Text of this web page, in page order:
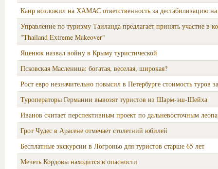
Каир возложил на ХАМАС ответственность за дестабилизацию
Управление по туризму Таиланда предлагает принять участие в
"Thailand Extreme Makeover"
Яценюк назвал войну в Крыму туристической
Псковская Масленица: богатая, веселая, широкая?
Рост евро незначительно повысил в Петербурге стоимость туров
Туроператоры Германии вывозят туристов из Шарм-эш-Шейха
Иванов считает перспективным проект по дальневосточным
Грот Чудес в Арасене отмечает столетний юбилей
Бесплатные экскурсии в Логроньо для туристов старше 65 лет
Мечеть Кордовы находится в опасности